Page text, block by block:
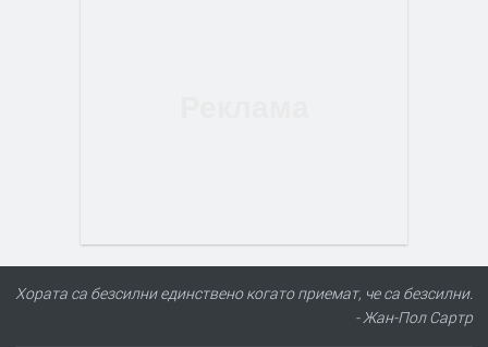
Хората са безсилни единствено когато приемат, че са безсилни.
- Жан-Пол Сартр